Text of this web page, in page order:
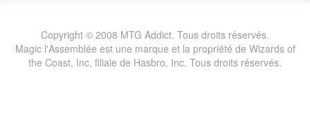
Copyright © 2008 MTG Addict. Tous droits réservés.
Magic l'Assemblée est une marque et la propriété de Wizards of
the Coast, Inc, filiale de Hasbro, Inc. Tous droits réservés.